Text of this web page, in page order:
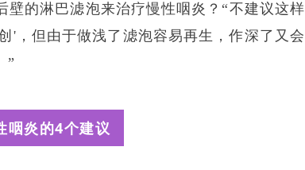
的淋巴滤泡来治疗慢性咽炎？“不建议这样
'，但由于做浅了滤泡容易再生，作深了又会
”
咽炎的4个建议